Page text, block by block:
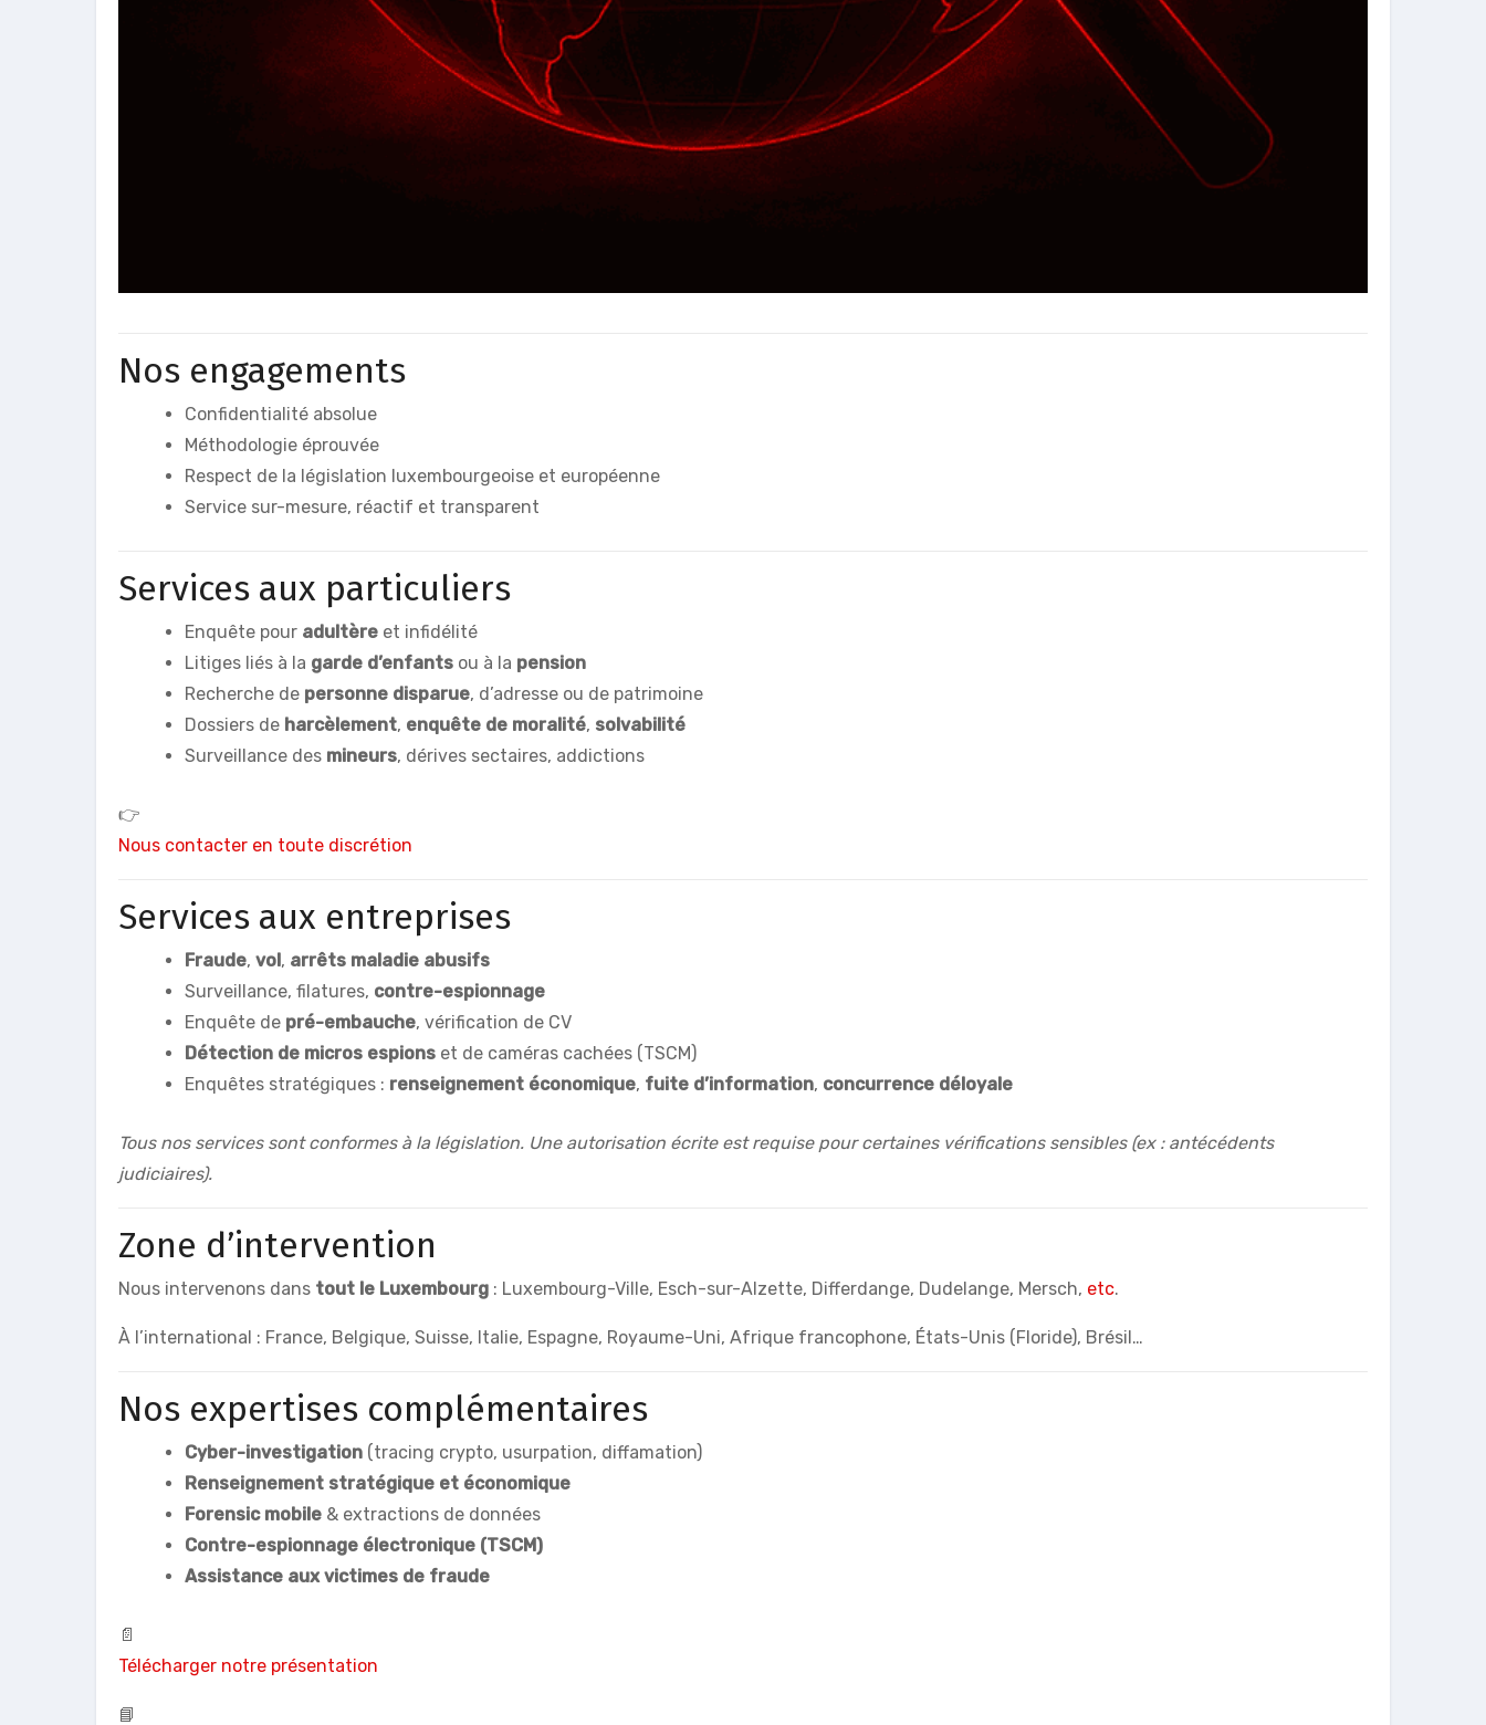
Nos engagements
Confidentialité absolue
Méthodologie éprouvée
Respect de la législation luxembourgeoise et européenne
Service sur-mesure, réactif et transparent
Services aux particuliers
Enquête pour adultère et infidélité
Litiges liés à la garde d’enfants ou à la pension
Recherche de personne disparue, d’adresse ou de patrimoine
Dossiers de harcèlement, enquête de moralité, solvabilité
Surveillance des mineurs, dérives sectaires, addictions
👉
Nous contacter en toute discrétion
Services aux entreprises
Fraude, vol, arrêts maladie abusifs
Surveillance, filatures, contre-espionnage
Enquête de pré-embauche, vérification de CV
Détection de micros espions et de caméras cachées (TSCM)
Enquêtes stratégiques : renseignement économique, fuite d’information, concurrence déloyale
Tous nos services sont conformes à la législation. Une autorisation écrite est requise pour certaines vérifications sensibles (ex : antécédents
judiciaires).
Zone d’intervention
Nous intervenons dans tout le Luxembourg : Luxembourg-Ville, Esch-sur-Alzette, Differdange, Dudelange, Mersch, etc.
À l’international : France, Belgique, Suisse, Italie, Espagne, Royaume-Uni, Afrique francophone, États-Unis (Floride), Brésil…
Nos expertises complémentaires
Cyber-investigation (tracing crypto, usurpation, diffamation)
Renseignement stratégique et économique
Forensic mobile & extractions de données
Contre-espionnage électronique (TSCM)
Assistance aux victimes de fraude
📄
Télécharger notre présentation
📘